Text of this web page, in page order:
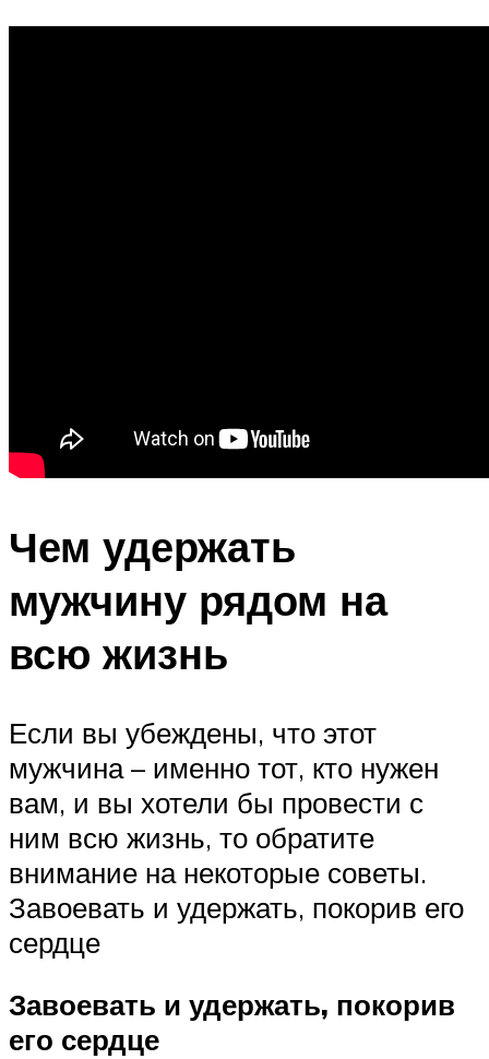
Чем удержать
мужчину рядом на
всю жизнь
Если вы убеждены, что этот
мужчина – именно тот, кто нужен
вам, и вы хотели бы провести с
ним всю жизнь, то обратите
внимание на некоторые советы.
Завоевать и удержать, покорив его
сердце
Завоевать и удержать, покорив
его сердце